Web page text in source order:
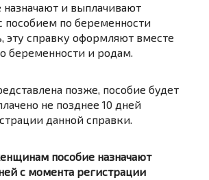
назначают и выплачивают
пособием по беременности
эту справку оформляют вместе
беременности и родам.
позже, пособие будет
не позднее 10 дней
данной справки.
пособие назначают
с момента регистрации